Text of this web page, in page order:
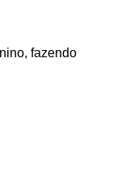
fazendo